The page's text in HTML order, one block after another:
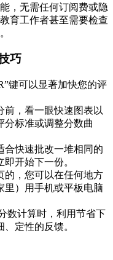
，无需任何订阅费或隐
育工作者甚至需要检查
巧
键可以显著加快您的评
前，看一眼快速图表以
分标准或调整分数曲
合快速批改一堆相同的
开始下一份。
的，您可以在任何地方
里）用手机或平板电脑
数计算时，利用节省下
定性的反馈。